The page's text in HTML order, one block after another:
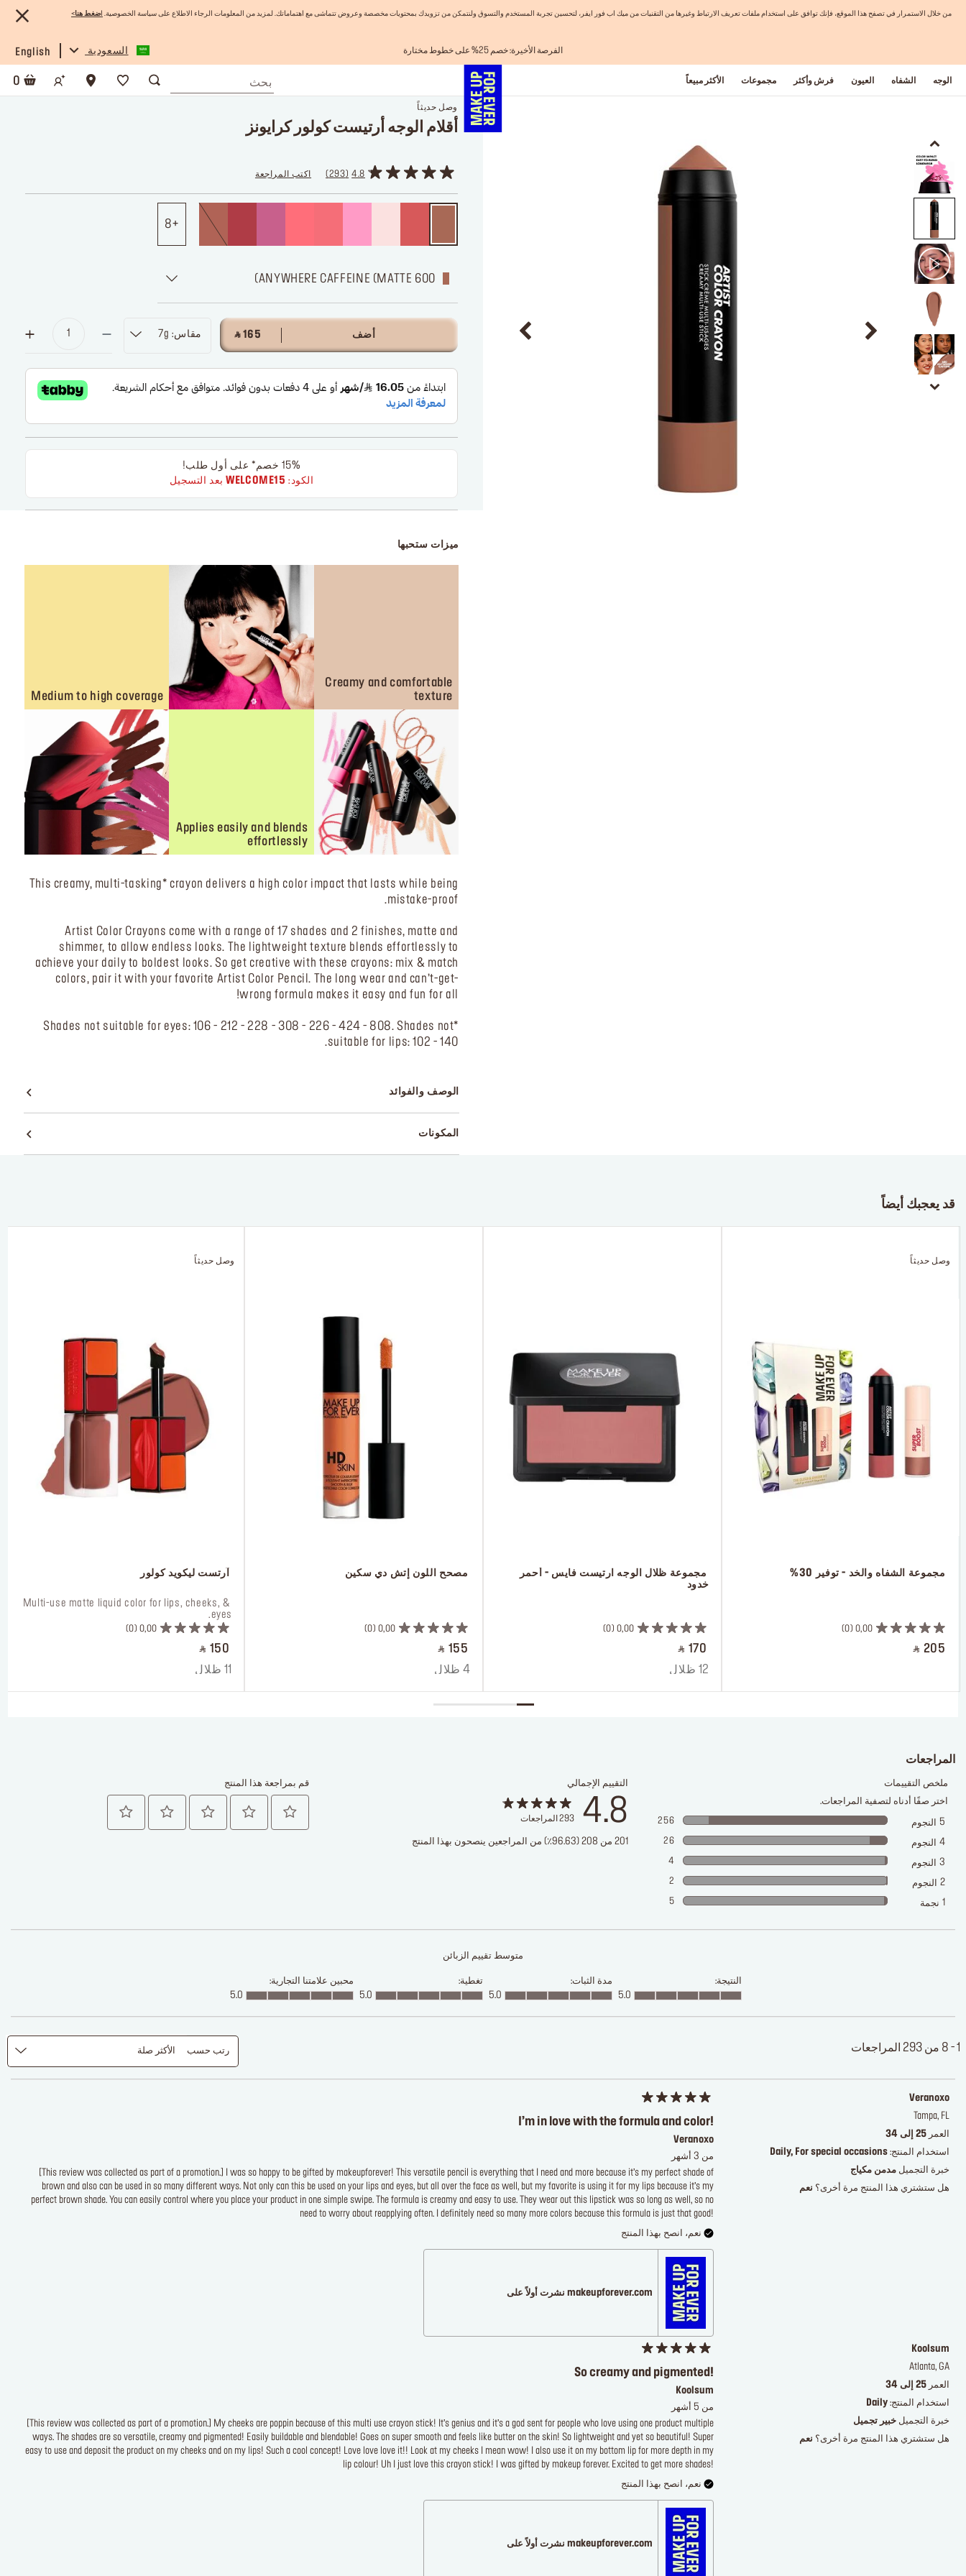
من خلال الاستمرار في تصفح هذا الموقع، فإنك توافق على استخدام ملفات تعريف الارتباط وغيرها من التقنيات من ميك اب فور ايفر، لتحسين تجربة المستخدم والتسوق ولنتمكن من تزويدك بمحتويات مخصصة وعروض تتماشى مع اهتماماتك. لمزيد من المعلومات الرجاء الاطلاع على سياسة الخصوصية. ضغط هنا >
شحن مجاني لجميع الطلبات
تسوق الآن و ادفع لاحقاً مع تابي
اهدي مجموعاتك المفضلة! تسوق الآن
الفرصة الأخيرة: خصم 25% على خطوط مختارة السعودية English
الوجه الشفاه العيون فرش وأكثر مجموعات الأكثر مبيعاً 0
وصل حديثاً
أقلام الوجه أرتيست كولور كرايونز
4.8
293 اكتب المراجعة
8
600 ANYWHERE CAFFEINE (MATTE)
مقاس: 7g أضف ‎ ⃁ 165 ‎
15% خصم* على أول طلب!
الكود: WELCOME15بعد التسجيل
ميزات ستحبها
Creamy and comfortable
texture
Medium to high coverage
Applies easily and blends
effortlessly
This creamy, multi-tasking* crayon delivers a high color impact that lasts while being
mistake-proof.
Artist Color Crayons come with a range of 17 shades and 2 finishes, matte and
shimmer, to allow endless looks. The lightweight texture blends effortlessly to
achieve your daily to boldest looks. So get creative with these crayons: mix & match
colors, pair it with your favorite Artist Color Pencil. The long wear and can’t-get-
wrong formula makes it easy and fun for all!
*Shades not suitable for eyes: 106 - 212 - 228 - 308 - 226 - 424 - 808. Shades not
suitable for lips: 102 - 140.
الوصف والفوائد
المكونات
قد يعجبك أيضاً
وصل حديثاً
آرتست ليكويد كولور
eyes.
0,00
0
‎ ⃁ 150 ‎
11 ظلال
مصحح اللون إتش دي سكين
0,00
0
‎ ⃁ 155 ‎
4 ظلال
خدود
0,00
0
‎ ⃁ 170 ‎
12 ظلال
وصل حديثاً
مجموعة الشفاه والخد - توفير 30%
0,00
0
‎ ⃁ 205 ‎
المراجعات
ملخص التقييمات
اختر صفًا أدناه لتصفية المراجعات.
5 النجوم 256
4 النجوم 26
3 النجوم 4
2 النجوم 2
1 نجمة 5
التقييم الإجمالي
4.8
293 المراجعات
201 من 208 (96.63٪) من المراجعين ينصحون بهذا المنتج
قم بمراجعة هذا المنتج
متوسط تقييم الزبائن
النتيجة:
5.0
مدة الثبات:
5.0
تغطية:
5.0
محبين علامتنا التجارية:
5.0
1 - 8 من 293 المراجعات رتب حسب الأكثر صلة
Veranoxo
Tampa, FL
العمر 25 إلى 34
استخدام المنتج: Daily, For special occasions
خبرة التجميل مدمن مكياج
هل ستشتري هذا المنتج مرة أخرى؟ نعم
I’m in love with the formula and color!
Veranoxo
من 3 أشهر
[This review was collected as part of a promotion.] I was so happy to be gifted by makeupforever! This versatile pencil is everything that I need and more because it’s my perfect shade of
brown and also can be used in so many different ways. Not only can this be used on your lips and eyes, but all over the face as well, but my favorite is using it for my lips because it’s my
perfect brown shade. You can easily control where you place your product in one simple swipe. The formula is creamy and easy to use. They wear out this lipstick was so long as well, so no
need to worry about reapplying often. I definitely need so many more colors because this formula is just that good!
نعم، انصح بهذا المنتج
makeupforever.com نشرت أولاً على
Koolsum
Atlanta, GA
العمر 25 إلى 34
استخدام المنتج: Daily
خبرة التجميل خبير تجميل
هل ستشتري هذا المنتج مرة أخرى؟ نعم
So creamy and pigmented!
Koolsum
من 5 أشهر
[This review was collected as part of a promotion.] My cheeks are poppin because of this multi use crayon stick! It’s genius and it’s a god sent for people who love using one product multiple
ways. The shades are so versatile, creamy and pigmented! Easily buildable and blendable! Goes on super smooth and feels like butter on the skin! So lightweight and yet so beautiful! Super
easy to use and deposit the product on my cheeks and on my lips! Such a cool concept! Love love love it!! Look at my cheeks I mean wow! I also use it on my bottom lip for more depth in my
lip colour! Uh I just love this crayon stick! I was gifted by makeup forever. Excited to get more shades!
نعم، انصح بهذا المنتج
makeupforever.com نشرت أولاً على